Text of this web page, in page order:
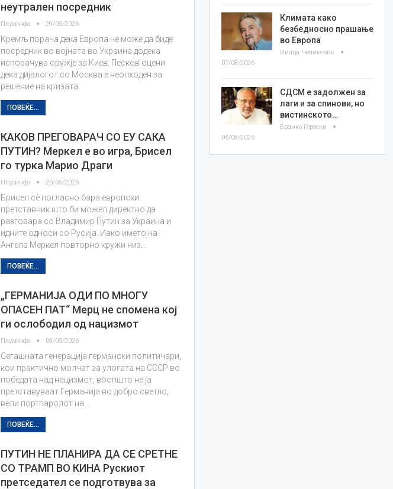
неутрален посредник
Плусинфо 29/05/2026
Кремљ порача дека Европа не може да биде
посредник во војната во Украина додека
испорачува оружје за Киев. Песков оцени
дека дијалогот со Москва е неопходен за
решение на кризата.
ПОВЕЌЕ...
КАКОВ ПРЕГОВАРАЧ СО ЕУ САКА
ПУТИН? Меркел е во игра, Брисел
го турка Марио Драги
Плусинфо 20/05/2026
Брисел сè погласно бара европски
претставник што би можел директно да
разговара со Владимир Путин за Украина и
идните односи со Русија. Иако името на
Ангела Меркел повторно кружи низ…
ПОВЕЌЕ...
„ГЕРМАНИЈА ОДИ ПО МНОГУ
ОПАСЕН ПАТ“ Мерц не спомена кој
ги ослободил од нацизмот
Плусинфо 09/05/2026
Сегашната генерација германски политичари,
кои практично молчат за улогата на СССР во
победата над нацизмот, воопшто не ја
претставуваат Германија во добро светло,
вели портпаролот на…
ПОВЕЌЕ...
ПУТИН НЕ ПЛАНИРА ДА СЕ СРЕТНЕ
СО ТРАМП ВО КИНА Рускиот
претседател се подготвува за
Климата како
безбедносно прашање
во Европа
Ивица Челиковиќ
07/08/2026
СДСМ е задолжен за
лаги и за спинови, но
вистинското…
Бранко Героски
06/08/2026